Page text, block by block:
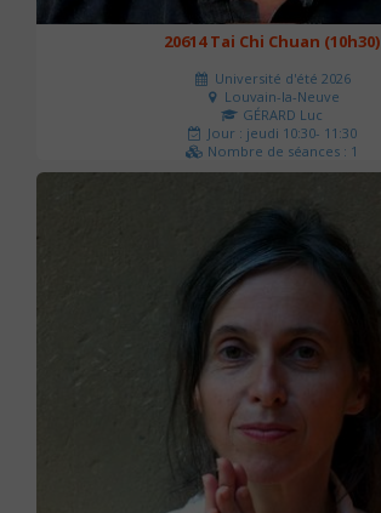
20614 Tai Chi Chuan (10h30)
Université d'été 2026
Louvain-la-Neuve
GÉRARD Luc
Jour : jeudi 10:30- 11:30
Nombre de séances : 1
0 €